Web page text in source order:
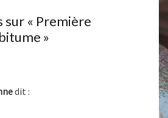
sur « Première
»
dit :